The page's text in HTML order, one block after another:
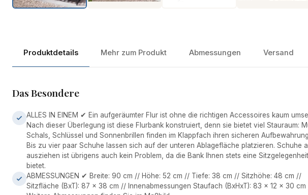
Produktdetails Mehr zum Produkt Abmessungen Versand
Das Besondere
ALLES IN EINEM ✔ Ein aufgeräumter Flur ist ohne die richtigen Accessoires kaum
Nach dieser Überlegung ist diese Flurbank konstruiert, denn sie bietet viel Stauraum:
Schals, Schlüssel und Sonnenbrillen finden im Klappfach ihren sicheren
Bis zu vier paar Schuhe lassen sich auf der unteren Ablagefläche platzieren. Schuhe
ausziehen ist übrigens auch kein Problem, da die Bank Ihnen stets eine Sitzgelegenheit
bietet.
ABMESSUNGEN ✔ Breite: 90 cm // Höhe: 52 cm // Tiefe: 38 cm // Sitzhöhe: 48 cm //
Sitzfläche (BxT): 87 x 38 cm // Innenabmessungen Staufach (BxHxT): 83 x 12 x 30